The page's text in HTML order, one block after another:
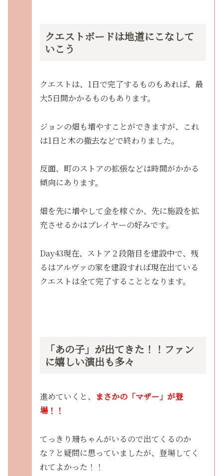
クエストボードは地道にこなして
いこう
クエストは、1日で完了するものもあれば、最
大5日間かかるものもあります。
ジョンの畑も増やすことができますが、これ
は1日と木の撤去などで終わりました。
反面、町のストアの拡張などは時間がかかる
傾向にあります。
畑を先に増やして金を稼ぐか、先に施設を拡
充させるかはプレイヤーの好みです。
Day43現在、ストア２段階目を建設中で、残
るはアルヴァの家を建設すれば現在出ている
クエストは全て完了することとなります。
「あの子」が出てきた！！ファン
に嬉しい演出も多々
進めていくと、 まさかの「マザー」が登
場！！
てっきり珊ちゃんがいるので出てくるのか
な？と疑問に思っていましたが、登場してく
れてよかった！！